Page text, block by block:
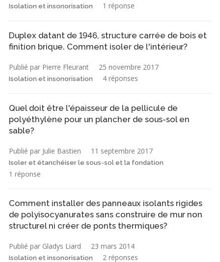
Isolation et insonorisation 1 réponse
Duplex datant de 1946, structure carrée de bois et
finition brique. Comment isoler de l'intérieur?
Publié par Pierre Fleurant 25 novembre 2017
Isolation et insonorisation 4 réponses
Quel doit être l'épaisseur de la pellicule de
polyéthylène pour un plancher de sous-sol en
sable?
Publié par Julie Bastien 11 septembre 2017
Isoler et étanchéiser le sous-sol et la fondation
1 réponse
Comment installer des panneaux isolants rigides
de polyisocyanurates sans construire de mur non
structurel ni créer de ponts thermiques?
Publié par Gladys Liard 23 mars 2014
Isolation et insonorisation 2 réponses